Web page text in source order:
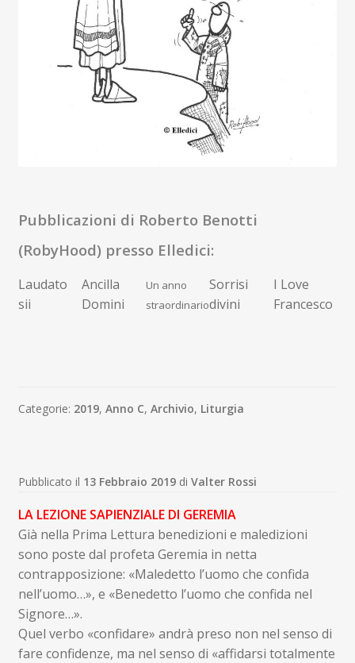
Pubblicazioni di Roberto Benotti
(RobyHood) presso Elledici:
Laudato
sii
Ancilla
Domini
Un anno
straordinario
Sorrisi
divini
I Love
Francesco
Categorie: 2019, Anno C, Archivio, Liturgia
Pubblicato il 13 Febbraio 2019 di Valter Rossi
LA LEZIONE SAPIENZIALE DI GEREMIA
Già nella Prima Lettura benedizioni e maledizioni
sono poste dal profeta Geremia in netta
contrapposizione: «Maledetto l’uomo che confida
nell’uomo…», e «Benedetto l’uomo che confida nel
Signore…».
Quel verbo «confidare» andrà preso non nel senso di
fare confidenze, ma nel senso di «affidarsi totalmente